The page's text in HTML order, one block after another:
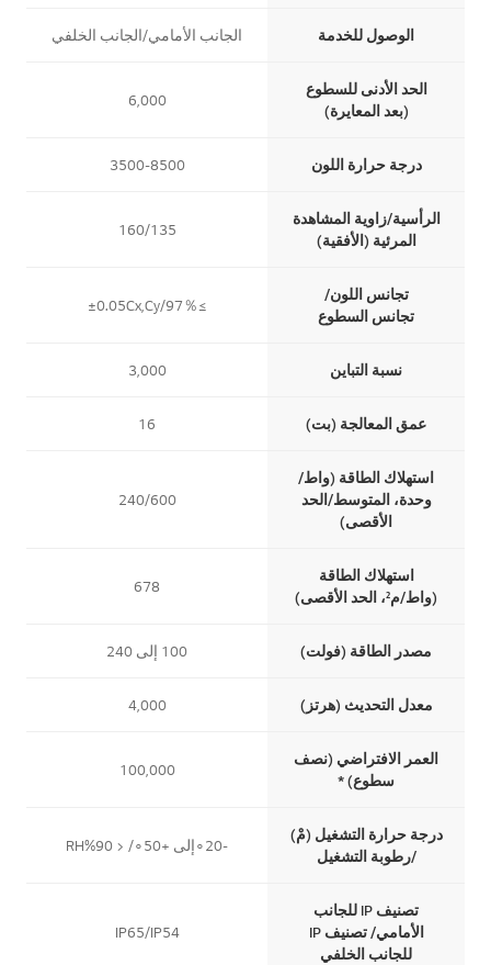
الوصول للخدمة الجانب الأمامي/الجانب الخلفي
الحد الأدنى للسطوع
(بعد المعايرة)
6,000
درجة حرارة اللون 3500-8500
الرأسية/زاوية المشاهدة
المرئية (الأفقية)
160/135
تجانس اللون/
تجانس السطوع
≥97％/±0.05Cx,Cy
نسبة التباين 3,000
عمق المعالجة (بت) 16
استهلاك الطاقة (واط/
وحدة، المتوسط/الحد
الأقصى)
240/600
استهلاك الطاقة
(واط/م²، الحد الأقصى)
678
مصدر الطاقة (فولت) 100 إلى 240
معدل التحديث (هرتز) 4,000
العمر الافتراضي (نصف
سطوع) *
100,000
درجة حرارة التشغيل (مْ)
/رطوبة التشغيل
-20∘إلى +50∘/ < 90%RH
تصنيف IP للجانب
الأمامي/ تصنيف IP
للجانب الخلفي
IP65/IP54